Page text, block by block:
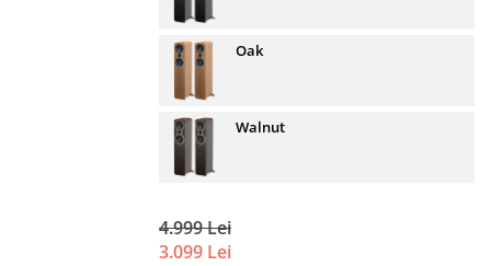
Oak
Walnut
4.999 Lei
3.099 Lei